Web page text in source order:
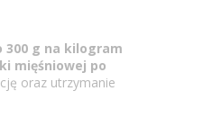
300 g na kilogram
mięśniowej po
oraz utrzymanie